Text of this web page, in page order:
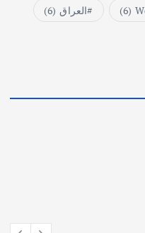
(6) العراق (6)